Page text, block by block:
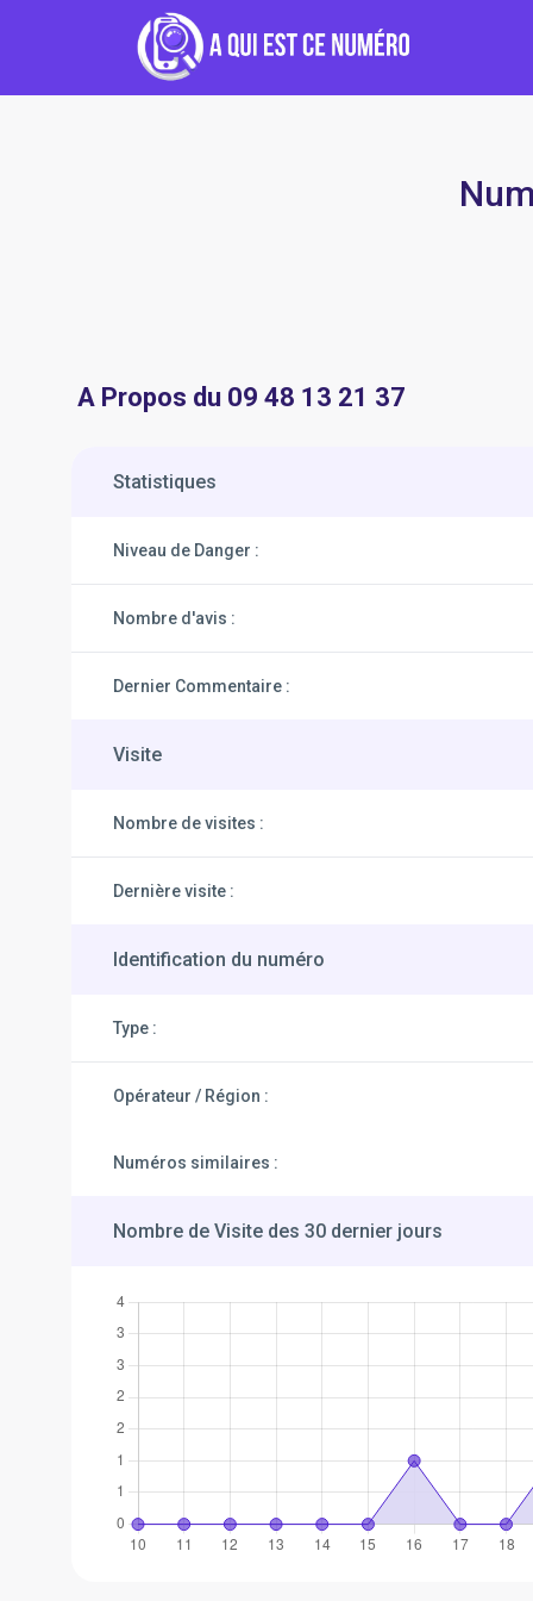
A Propos du 09 48 13 21 37
Statistiques
Niveau de Danger :
Nombre d'avis :
Dernier Commentaire :
Visite
Nombre de visites :
Dernière visite :
Identification du numéro
Type :
Opérateur / Région :
Numéros similaires :
Nombre de Visite des 30 dernier jours